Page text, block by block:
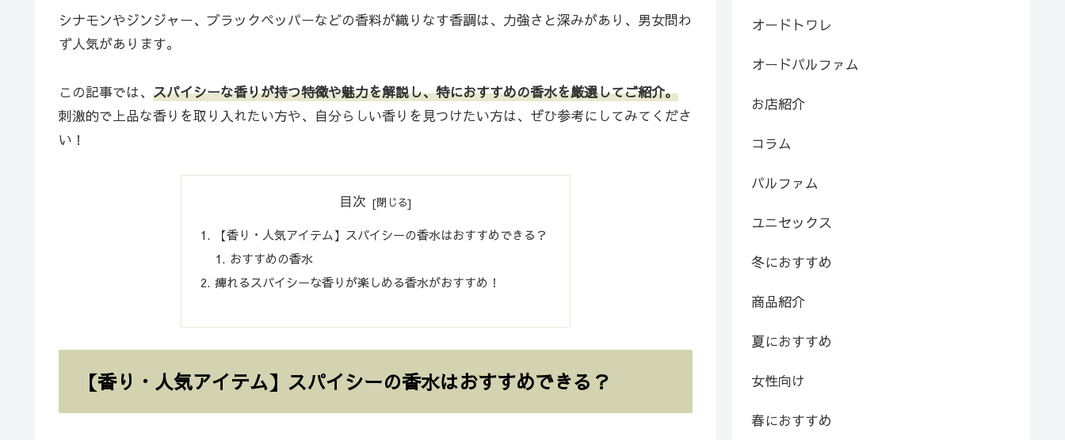
シナモンやジンジャー、ブラックペッパーなどの香料が織りなす香調は、力強さと深みがあり、男女問わ
ず人気があります。
この記事では、 スパイシーな香りが持つ特徴や魅力を解説し、特におすすめの香水を厳選してご紹介。
刺激的で上品な香りを取り入れたい方や、自分らしい香りを見つけたい方は、ぜひ参考にしてみてくださ
い！
目次
【香り・人気アイテム】スパイシーの香水はおすすめできる？
おすすめの香水
痺れるスパイシーな香りが楽しめる香水がおすすめ！
【香り・人気アイテム】スパイシーの香水はおすすめできる？
オードトワレ
オードパルファム
お店紹介
コラム
パルファム
ユニセックス
冬におすすめ
商品紹介
夏におすすめ
女性向け
春におすすめ